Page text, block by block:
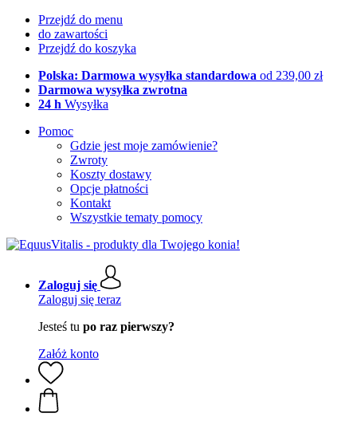
Przejdź do menu
do zawartości
Przejdź do koszyka
Polska: Darmowa wysyłka standardowa od 239,00 zł
Darmowa wysyłka zwrotna
24 h Wysyłka
Pomoc
Gdzie jest moje zamówienie?
Zwroty
Koszty dostawy
Opcje płatności
Kontakt
Wszystkie tematy pomocy
Zaloguj się
Zaloguj się teraz
Jesteś tu po raz pierwszy?
Załóż konto